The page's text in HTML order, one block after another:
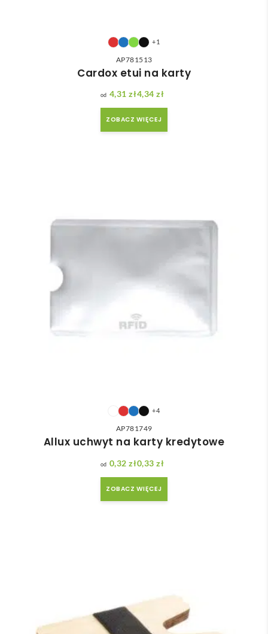
+1
AP781513
Cardox etui na karty
4,31 zł4,34 zł
ZOBACZ WIĘCEJ
+4
AP781749
Allux uchwyt na karty kredytowe
0,32 zł0,33 zł
ZOBACZ WIĘCEJ